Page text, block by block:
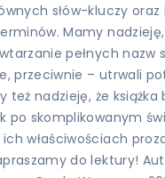
słów-kluczy oraz
Mamy
pełnych nazw
przeciwnie – utrwali
też nadzieję, że książka
po skomplikowanym
właściwościach
do lektury!